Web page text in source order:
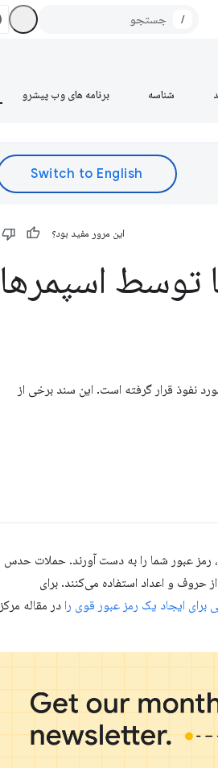
/
شناسه برنامه های وب پیشرو
این مرور مفید بود؟
توسط اسپمرها
نفوذ قرار گرفته است. این سند برخی از
رمز عبور شما را به دست آورند. حملات حدس
حروف و اعداد استفاده می‌کنند. برای
برای ایجاد یک رمز عبور قوی را در مقاله مرکز